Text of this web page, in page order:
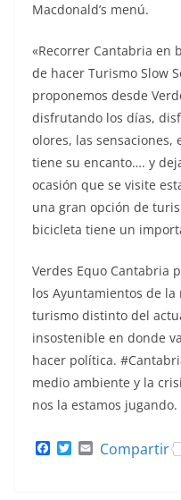
Macdonald’s menú.
«Recorrer Cantabria en
de hacer Turismo Slow
proponemos desde
disfrutando los días,
olores, las
tiene su encanto…. y
ocasión que se visite
una gran opción de
bicicleta tiene un
Verdes Equo Cantabria
los Ayuntamientos de
turismo distinto del
insostenible en donde
hacer política.
medio ambiente y la
nos la estamos jugando.
T Compartir